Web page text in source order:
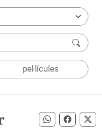
pel·lícules
Compartir